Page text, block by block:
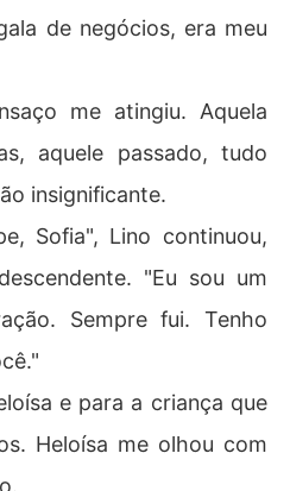
de negócios, era meu
me atingiu. Aquela
aquele passado, tudo
insignificante.
Sofia", Lino continuou,
"Eu sou um
Sempre fui. Tenho
e para a criança que
Heloísa me olhou com